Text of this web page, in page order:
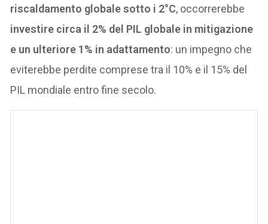
riscaldamento globale sotto i 2°C, occorrerebbe
investire circa il 2% del PIL globale in mitigazione
e un ulteriore 1% in adattamento: un impegno che
eviterebbe perdite comprese tra il 10% e il 15% del
PIL mondiale entro fine secolo.